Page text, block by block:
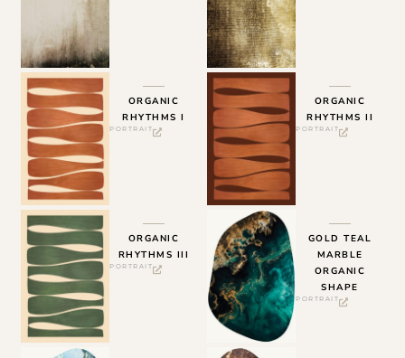
ORGANIC
RHYTHMS I
PORTRAIT
ORGANIC
RHYTHMS II
PORTRAIT
ORGANIC
RHYTHMS III
PORTRAIT
GOLD TEAL
MARBLE
ORGANIC
SHAPE
PORTRAIT